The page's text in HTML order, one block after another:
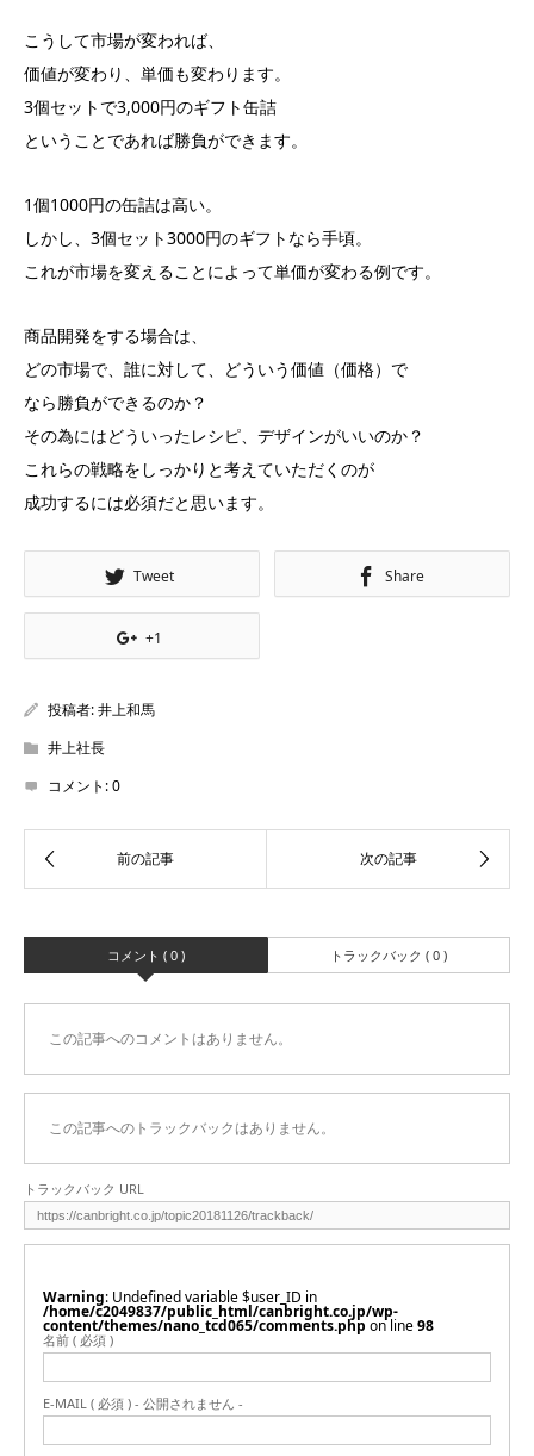
こうして市場が変われば、
価値が変わり、単価も変わります。
3個セットで3,000円のギフト缶詰
ということであれば勝負ができます。
1個1000円の缶詰は高い。
しかし、3個セット3000円のギフトなら手頃。
これが市場を変えることによって単価が変わる例です。
商品開発をする場合は、
どの市場で、誰に対して、どういう価値（価格）で
なら勝負ができるのか？
その為にはどういったレシピ、デザインがいいのか？
これらの戦略をしっかりと考えていただくのが
成功するには必須だと思います。
Tweet Share
+1
投稿者:井上和馬
井上社長
コメント:0
コメント ( 0 ) トラックバック ( 0 )
この記事へのコメントはありません。
この記事へのトラックバックはありません。
トラックバック URL
Warning : Undefined variable $user_ID in
/home/c2049837/public_html/canbright.co.jp/wp-
content/themes/nano_tcd065/comments.php on line98
名前 ( 必須 )
E-MAIL ( 必須 ) - 公開されません -